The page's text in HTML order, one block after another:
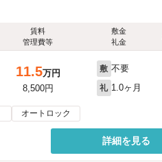
賃料
管理費等
敷金
礼金
11.5万円
8,500円
敷 不要
礼 1.0ヶ月
オートロック
詳細を見る